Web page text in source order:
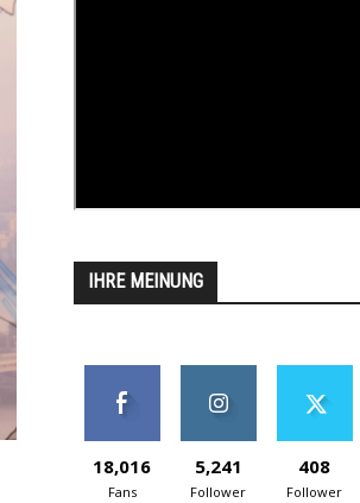
IHRE MEINUNG
18,016
Fans
5,241
Follower
408
Follower